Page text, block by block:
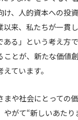
け、人的資本への投
以来、私たちが一貫
ある」という考え方
ことが、新たな価値
ています。
まや社会にとっての
やがて“新しいあた